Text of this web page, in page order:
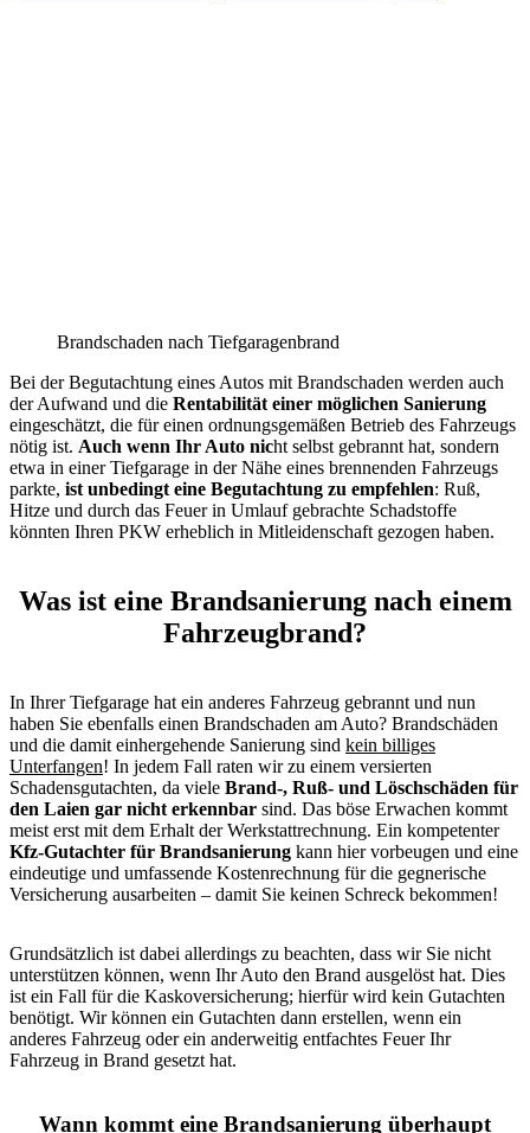
Brandschaden nach Tiefgaragenbrand
Bei der Begutachtung eines Autos mit Brandschaden werden auch
der Aufwand und die Rentabilität einer möglichen Sanierung
eingeschätzt, die für einen ordnungsgemäßen Betrieb des Fahrzeugs
nötig ist. Auch wenn Ihr Auto nicht selbst gebrannt hat, sondern
etwa in einer Tiefgarage in der Nähe eines brennenden Fahrzeugs
parkte, ist unbedingt eine Begutachtung zu empfehlen: Ruß,
Hitze und durch das Feuer in Umlauf gebrachte Schadstoffe
könnten Ihren PKW erheblich in Mitleidenschaft gezogen haben.
Was ist eine Brandsanierung nach einem
Fahrzeugbrand?
In Ihrer Tiefgarage hat ein anderes Fahrzeug gebrannt und nun
haben Sie ebenfalls einen Brandschaden am Auto? Brandschäden
und die damit einhergehende Sanierung sind kein billiges
Unterfangen! In jedem Fall raten wir zu einem versierten
Schadensgutachten, da viele Brand-, Ruß- und Löschschäden für
den Laien gar nicht erkennbar sind. Das böse Erwachen kommt
meist erst mit dem Erhalt der Werkstattrechnung. Ein kompetenter
Kfz-Gutachter für Brandsanierung kann hier vorbeugen und eine
eindeutige und umfassende Kostenrechnung für die gegnerische
Versicherung ausarbeiten – damit Sie keinen Schreck bekommen!
Grundsätzlich ist dabei allerdings zu beachten, dass wir Sie nicht
unterstützen können, wenn Ihr Auto den Brand ausgelöst hat. Dies
ist ein Fall für die Kaskoversicherung; hierfür wird kein Gutachten
benötigt. Wir können ein Gutachten dann erstellen, wenn ein
anderes Fahrzeug oder ein anderweitig entfachtes Feuer Ihr
Fahrzeug in Brand gesetzt hat.
Wann kommt eine Brandsanierung überhaupt